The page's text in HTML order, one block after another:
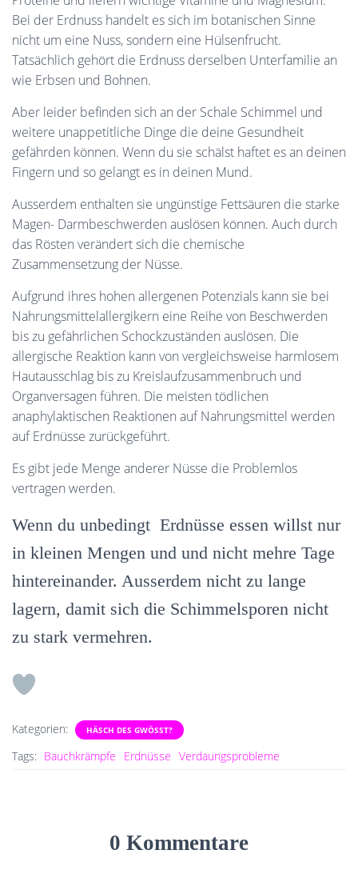
Bei der Erdnuss handelt es sich im botanischen Sinne
nicht um eine Nuss, sondern eine Hülsenfrucht.
Tatsächlich gehört die Erdnuss derselben Unterfamilie an
wie Erbsen und Bohnen.
Aber leider befinden sich an der Schale Schimmel und
weitere unappetitliche Dinge die deine Gesundheit
gefährden können. Wenn du sie schälst haftet es an deinen
Fingern und so gelangt es in deinen Mund.
Ausserdem enthalten sie ungünstige Fettsäuren die starke
Magen- Darmbeschwerden auslösen können. Auch durch
das Rösten verändert sich die chemische
Zusammensetzung der Nüsse.
Aufgrund ihres hohen allergenen Potenzials kann sie bei
Nahrungsmittelallergikern eine Reihe von Beschwerden
bis zu gefährlichen Schockzuständen auslösen. Die
allergische Reaktion kann von vergleichsweise harmlosem
Hautausschlag bis zu Kreislaufzusammenbruch und
Organversagen führen. Die meisten tödlichen
anaphylaktischen Reaktionen auf Nahrungsmittel werden
auf Erdnüsse zurückgeführt.
Es gibt jede Menge anderer Nüsse die Problemlos
vertragen werden.
Wenn du unbedingt Erdnüsse essen willst nur
in kleinen Mengen und und nicht mehre Tage
hintereinander. Ausserdem nicht zu lange
lagern, damit sich die Schimmelsporen nicht
zu stark vermehren.
Kategorien: HÄSCH DES GWÖSST?
Tags: Bauchkrämpfe Erdnüsse Verdaungsprobleme
0 Kommentare